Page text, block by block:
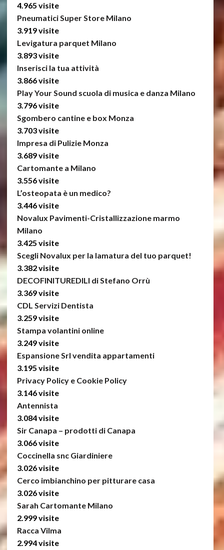
4.965 visite
Pneumatici Super Store Milano
3.919 visite
Levigatura parquet Milano
3.893 visite
Inserisci la tua attività
3.866 visite
Play Your Sound scuola di musica e danza Milano
3.796 visite
Sgombero cantine e box Monza
3.703 visite
Impresa di Pulizie Monza
3.689 visite
Cartomante a Milano
3.556 visite
L’osteopata è un medico?
3.446 visite
Novalux Pavimenti-Cristallizzazione marmo
Milano
3.425 visite
Scegli Novalux per la lamatura del tuo parquet!
3.382 visite
DECOFINITUREDILI di Stefano Orrù
3.369 visite
CDL Servizi Dentista
3.259 visite
Stampa volantini online
3.249 visite
Espansione Srl vendita appartamenti
3.195 visite
Privacy Policy e Cookie Policy
3.146 visite
Antennista
3.084 visite
Sir Canapa – prodotti di Canapa
3.066 visite
Coccinella snc Giardiniere
3.026 visite
Cerco imbianchino per pitturare casa
3.026 visite
Sarah Cartomante Milano
2.999 visite
Racca Vilma
2.994 visite